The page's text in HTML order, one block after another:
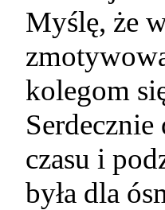
Myślę, że
kolegom
czasu i
była dla